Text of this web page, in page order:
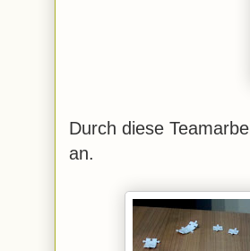
Durch diese
an.